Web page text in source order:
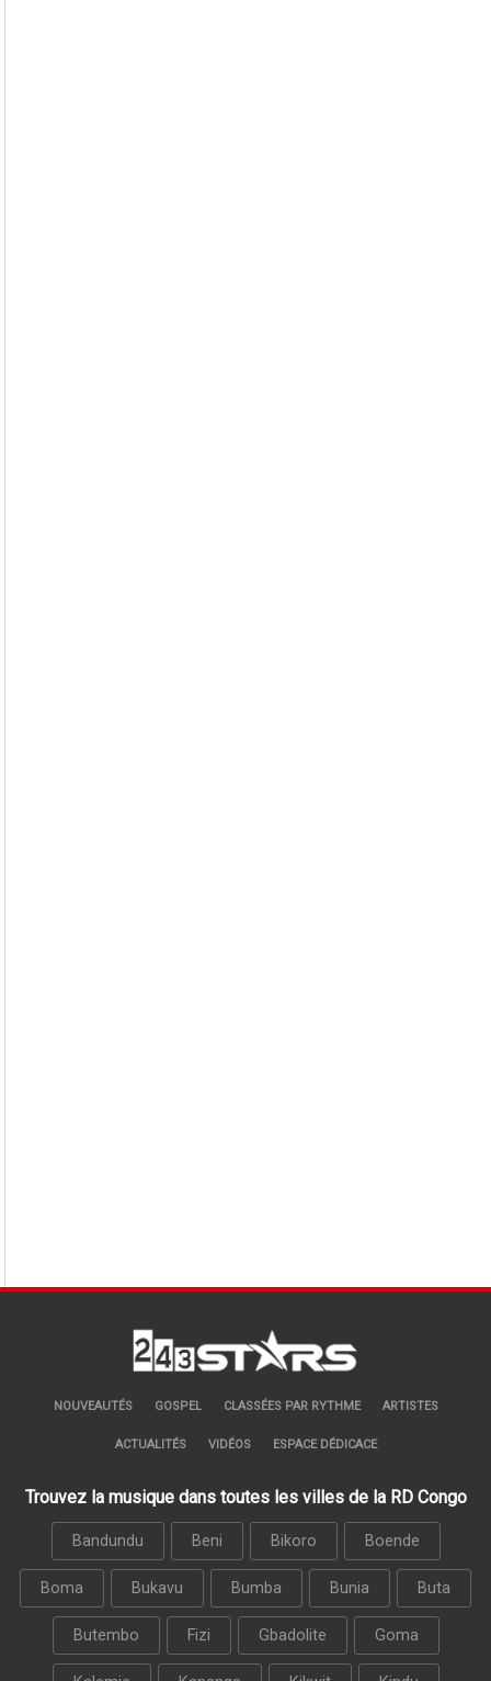
NOUVEAUTÉS GOSPEL CLASSÉES PAR RYTHME ARTISTES
ACTUALITÉS VIDÉOS ESPACE DÉDICACE
Trouvez la musique dans toutes les villes de la RD Congo
Bandundu Beni Bikoro Boende
Boma Bukavu Bumba Bunia Buta
Butembo Fizi Gbadolite Goma